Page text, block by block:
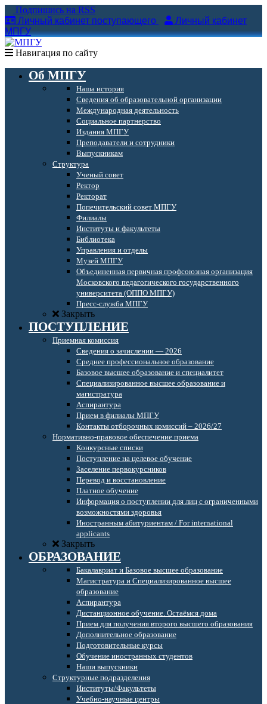
Подпишись на RSS
Личный кабинет поступающего
Личный кабинет
МПГУ
Навигация по сайту
Об МПГУ
Наша история
Сведения об образовательной организации
Международная деятельность
Социальное партнерство
Издания МПГУ
Преподаватели и сотрудники
Выпускникам
Структура
Ученый совет
Ректор
Ректорат
Попечительский совет МПГУ
Филиалы
Институты и факультеты
Библиотека
Управления и отделы
Музей МПГУ
Объединенная первичная профсоюзная организация
Московского педагогического государственного
университета (ОППО МПГУ)
Пресс-служба МПГУ
Закрыть
ПОСТУПЛЕНИЕ
Приемная комиссия
Сведения о зачислении — 2026
Среднее профессиональное образование
Базовое высшее образование и специалитет
Специализированное высшее образование и
магистратура
Аспирантура
Прием в филиалы МПГУ
Контакты отборочных комиссий – 2026/27
Нормативно-правовое обеспечение приема
Конкурсные списки
Поступление на целевое обучение
Заселение первокурсников
Перевод и восстановление
Платное обучение
Информация о поступлении для лиц с ограниченными
возможностями здоровья
Иностранным абитуриентам / For international
applicants
Закрыть
ОБРАЗОВАНИЕ
Бакалавриат и Базовое высшее образование
Магистратура и Специализированное высшее
образование
Аспирантура
Дистанционное обучение. Остаёмся дома
Прием для получения второго высшего образования
Дополнительное образование
Подготовительные курсы
Обучение иностранных студентов
Наши выпускники
Структурные подразделения
Институты/Факультеты
Учебно-научные центры